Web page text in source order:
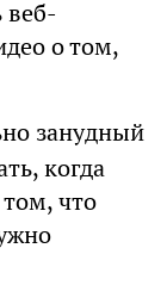
веб-
о том,
занудный
когда
что